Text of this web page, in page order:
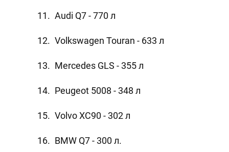
Audi Q7 - 770 л
Volkswagen Touran - 633 л
Mercedes GLS - 355 л
Peugeot 5008 - 348 л
Volvo XC90 - 302 л
BMW Q7 - 300 л.